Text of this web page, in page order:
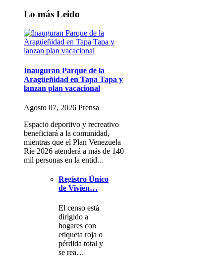
Lo más Leido
Inauguran Parque de la
Aragüeñidad en Tapa Tapa y
lanzan plan vacacional
Agosto 07, 2026 Prensa
Espacio deportivo y recreativo
beneficiará a la comunidad,
mientras que el Plan Venezuela
Ríe 2026 atenderá a más de 140
mil personas en la entid...
Registro Único
de Vivien…
El censo está
dirigido a
hogares con
etiqueta roja o
pérdida total y
se rea…